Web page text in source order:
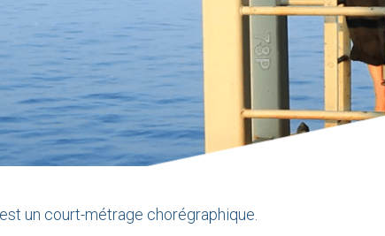
un court-métrage chorégraphique.